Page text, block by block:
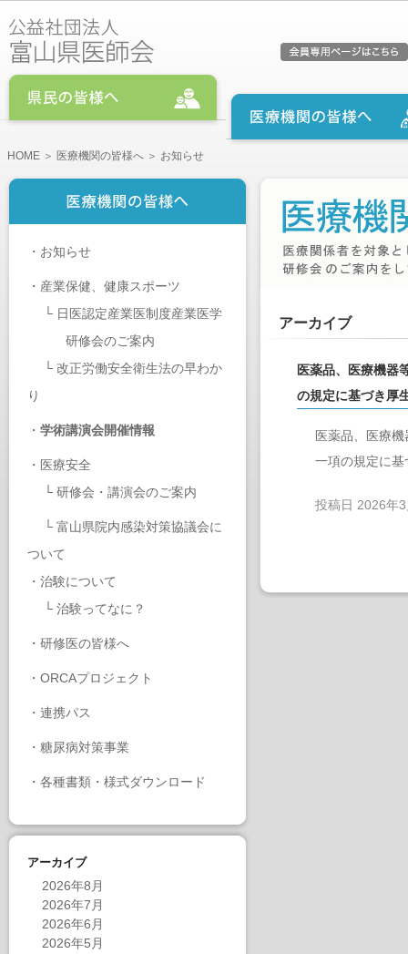
HOME ＞ 医療機関の皆様へ ＞ お知らせ
・ お知らせ
・ 産業保健、健康スポーツ
└ 日医認定産業医制度産業医学
研修会のご案内
└ 改正労働安全衛生法の早わか
り
・ 学術講演会開催情報
・ 医療安全
└ 研修会・講演会のご案内
└ 富山県院内感染対策協議会に
ついて
・ 治験について
└ 治験ってなに？
・ 研修医の皆様へ
・ ORCAプロジェクト
・ 連携パス
・ 糖尿病対策事業
・ 各種書類・様式ダウンロード
アーカイブ
2026年8月
2026年7月
2026年6月
2026年5月
アーカイブ
医薬品、医療機器
の規定に基づき厚
医薬品、医療
一項の規定に
投稿日 2026年